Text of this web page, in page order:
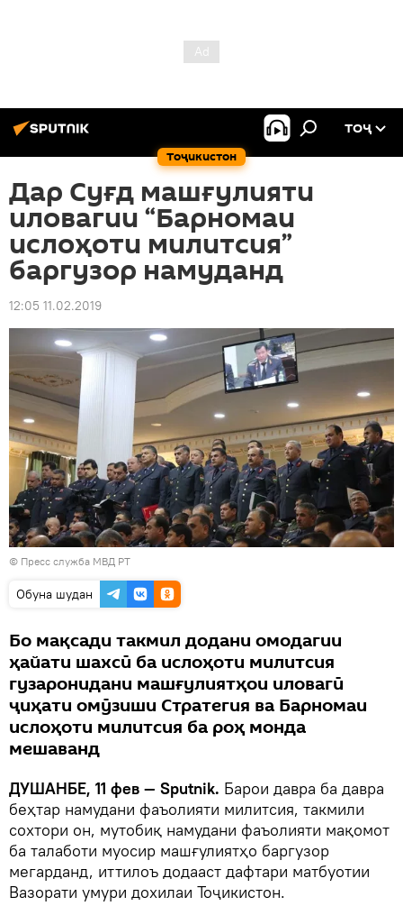
Тоҷикистон
ТОҶ
Дар Суғд машғулияти
иловагии “Барномаи
ислоҳоти милитсия”
баргузор намуданд
12:05 11.02.2019
© Пресс служба МВД РТ
Обуна шудан
Бо мақсади такмил додани омодагии
ҳайати шахсӣ ба ислоҳоти милитсия
гузаронидани машғулиятҳои иловагӣ
ҷиҳати омӯзиши Стратегия ва Барномаи
ислоҳоти милитсия ба роҳ монда
мешаванд
ДУШАНБЕ, 11 фев — Sputnik. Барои давра ба давра
беҳтар намудани фаъолияти милитсия, такмили
сохтори он, мутобиқ намудани фаъолияти мақомот
ба талаботи муосир машғулиятҳо баргузор
мегарданд, иттилоъ додааст дафтари матбуотии
Вазорати умури дохилаи Тоҷикистон.